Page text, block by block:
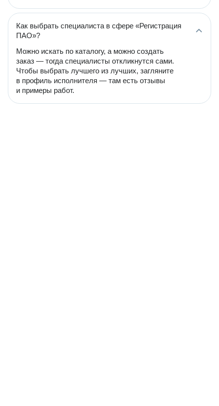
Как выбрать специалиста в сфере «Регистрация
ПАО»?
Можно искать по каталогу, а можно создать
заказ — тогда специалисты откликнутся сами.
Чтобы выбрать лучшего из лучших, загляните
в профиль исполнителя — там есть отзывы
и примеры работ.